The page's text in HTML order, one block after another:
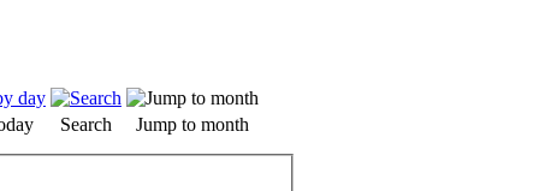
Search
Jump to month